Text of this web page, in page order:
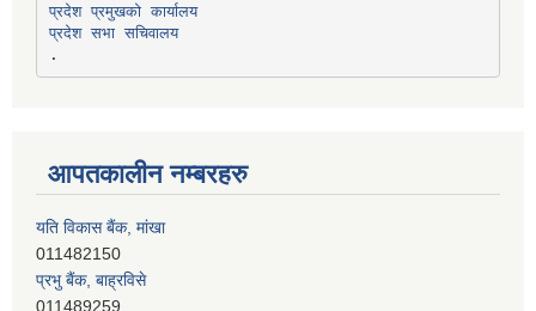
प्रदेश प्रमुखको कार्यालय
प्रदेश सभा सचिवालय
आपतकालीन नम्बरहरु
यति विकास बैंक, मांखा
प्रभु बैंक, बाह्रविसे
011489259
हिमालयन बैंक, बाह्रविसे